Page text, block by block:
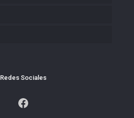
Redes Sociales
Facebook